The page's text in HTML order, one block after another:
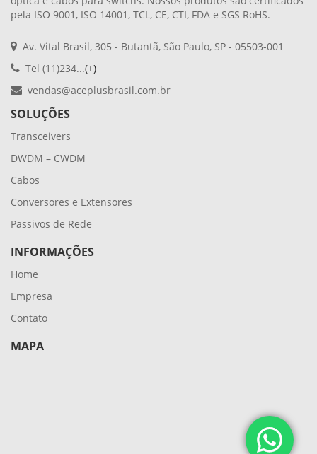
pela ISO 9001, ISO 14001, TCL, CE, CTI, FDA e SGS RoHS.
Av. Vital Brasil, 305 - Butantã, São Paulo, SP - 05503-001
Tel (11)234...(+)
vendas@aceplusbrasil.com.br
SOLUÇÕES
Transceivers
DWDM – CWDM
Cabos
Conversores e Extensores
Passivos de Rede
INFORMAÇÕES
Home
Empresa
Contato
MAPA